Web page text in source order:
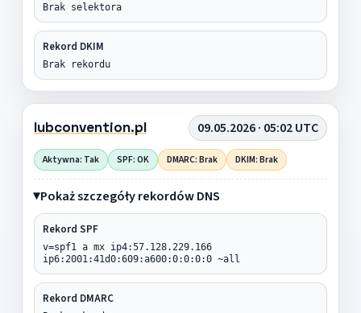
Brak selektora
Rekord DKIM
Brak rekordu
lubconvention.pl 09.05.2026 · 05:02 UTC
Aktywna: Tak SPF: OK DMARC: Brak DKIM: Brak
Pokaż szczegóły rekordów DNS
Rekord SPF
v=spf1 a mx ip4:57.128.229.166
ip6:2001:41d0:609:a600:0:0:0:0 ~all
Rekord DMARC